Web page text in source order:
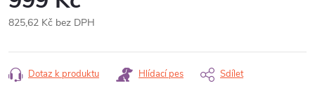
825,62 Kč bez DPH
cena:
Dotaz k produktu Hlídací pes Sdílet